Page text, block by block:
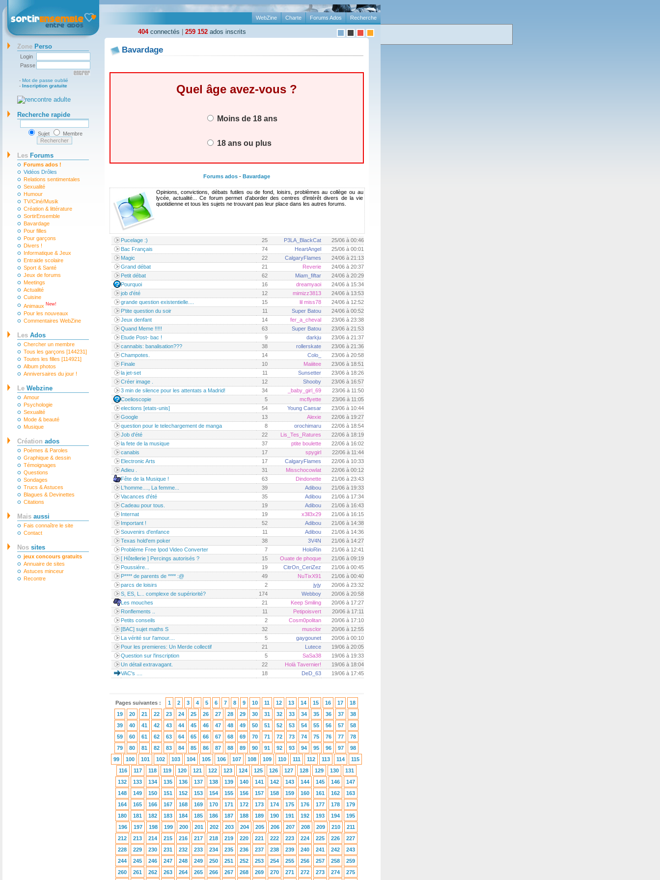
Recherche
Forums Ados
Charte
WebZine
404connectés 259 152 ados inscrits
Zone Perso
Login
Passe
- Mot de passe oublié
- Inscription gratuite
Recherche rapide
Sujet Membre
Les Forums
Forums ados !
Vidéos Drôles
Relations sentimentales
Sexualité
Humour
TV/Ciné/Musik
Création & littérature
SortirEnsemble
Bavardage
Pour filles
Pour garçons
Divers !
Informatique & Jeux
Entraide scolaire
Sport & Santé
Jeux de forums
Meetings
Actualité
Cuisine
Animaux New!
Pour les nouveaux
Commentaires WebZine
Les Ados
Chercher un membre
Tous les garçons [144231]
Toutes les filles [114921]
Album photos
Anniversaires du jour !
Le Webzine
Amour
Psychologie
Sexualité
Mode & beauté
Musique
Création ados
Poèmes & Paroles
Graphique & dessin
Témoignages
Questions
Sondages
Trucs & Astuces
Blagues & Devinettes
Citations
Mais aussi
Fais connaître le site
Contact
Nos sites
jeux concours gratuits
Annuaire de sites
Astuces minceur
Recontre
Bavardage
Quel âge avez-vous ?
Moins de 18 ans
18 ans ou plus
Forums ados- Bavardage
Opinions, convictions, débats futiles ou de fond, loisirs, problèmes au collège ou au
lycée, actualité... Ce forum permet d'aborder des centres d'intérêt divers de la vie
quotidienne et tous les sujets ne trouvant pas leur place dans les autres forums.
Pucelage :) 25 P3LA_BlackCat
25/06 à 00:46
Bac Français
74 HeartAngel
25/06 à 00:01
Magic
22 CalgaryFlames
24/06 à 21:13
Grand débat
21 Reverie
24/06 à 20:37
Petit débat
62 Miam_fiftar
24/06 à 20:29
Pourquoi
16 dreamyaoi
24/06 à 15:34
job d'été
12 mimizz3813
24/06 à 13:53
grande question existentielle....
15 lil miss78
24/06 à 12:52
P'tite question du soir
11 Super Batou
24/06 à 00:52
Jeux denfant
14 fer_a_cheval
23/06 à 23:38
Quand Meme !!!!!
63 Super Batou
23/06 à 21:53
Etude Post- bac !
9 darkju
23/06 à 21:37
cannabis: banalisation???
38 rollerskate
23/06 à 21:36
Champotes.
14 Colo_
23/06 à 20:58
Finale
10 Maiiitee
23/06 à 18:51
la jet-set
11 Sunsetter
23/06 à 18:26
Créer image .
12 Shooby
23/06 à 16:57
3 min de silence pour les attentats a Madrid!
34 _baby_girl_69
23/06 à 11:50
Coelioscopie
5 mcflyette
23/06 à 11:05
elections [etats-unis]
54 Young Caesar
23/06 à 10:44
Google
13 Alexie
22/06 à 19:27
question pour le telechargement de manga
8 orochimaru
22/06 à 18:54
Job d'été
22 Lis_Tes_Ratures
22/06 à 18:19
la fete de la musique
37 ptite boulette
22/06 à 16:02
canabis
17 spygirl
22/06 à 11:44
Electronic Arts
17 CalgaryFlames
22/06 à 10:33
Adieu .
31 Misschocowlat
22/06 à 00:12
Fête de la Musique !
63 Dindonette
21/06 à 23:43
L'homme...., La femme...
39 Adibou
21/06 à 19:33
Vacances d'été
35 Adibou
21/06 à 17:34
Cadeau pour tous.
19 Adibou
21/06 à 16:43
Internat
19 x3ll3x29
21/06 à 16:15
Important !
52 Adibou
21/06 à 14:38
Souvenirs d'enfance
11 Adibou
21/06 à 14:36
Texas hold'em poker
38 3V4N
21/06 à 14:27
Problème Free Ipod Video Converter
7 HoloRin
21/06 à 12:41
[ Hôtellerie ] Percings autorisés ?
15 Ouate de phoque
21/06 à 09:19
Poussiére...
19 CitrOn_CeriZez
21/06 à 00:45
P**** de parents de **** :@
49 NuTixX91
21/06 à 00:40
parcs de loisirs
2 jyjy
20/06 à 23:32
S, ES, L... complexe de supériorité?
174 Webboy
20/06 à 20:58
Les mouches
21 Keep Smiling
20/06 à 17:27
Ronflements ..
11 Petipoisvert
20/06 à 17:11
Petits conseils
2 Cosm0politan
20/06 à 17:10
[BAC] sujet maths S
32 musclor
20/06 à 12:55
La vérité sur l'amour....
5 gaygounet
20/06 à 00:10
Pour les premieres: Un Merde collectif
21 Lutece
19/06 à 20:05
Question sur l'inscription
5 SaSa38
19/06 à 19:33
Un détail extravagant.
22 Holà Tavernier!
19/06 à 18:04
VAC's ....
18 DeD_63 19/06 à 17:45
Pages suivantes : 1 2 3 4 5 6 7 8 9 10 11 12 13 14 15 16 17
18
19
20 21 22 23 24 25 26 27 28 29 30 31 32 33 34 35 36 37
38
39
40 41 42 43 44 45 46 47 48 49 50 51 52 53 54 55 56 57
58
59
60 61 62 63 64 65 66 67 68 69 70 71 72 73 74 75 76 77
78
79
80 81 82 83 84 85 86 87 88 89 90 91 92 93 94 95 96 97
98
99
100 101 102 103 104 105 106 107 108 109 110 111 112 113 114
115
116
117 118 119 120 121 122 123 124 125 126 127 128 129 130
131
132
133 134 135 136 137 138 139 140 141 142 143 144 145 146
147
148
149 150 151 152 153 154 155 156 157 158 159 160 161 162
163
164
165 166 167 168 169 170 171 172 173 174 175 176 177 178
179
180
181 182 183 184 185 186 187 188 189 190 191 192 193 194
195
196
197 198 199 200 201 202 203 204 205 206 207 208 209 210
211
212
213 214 215 216 217 218 219 220 221 222 223 224 225 226
227
228
229 230 231 232 233 234 235 236 237 238 239 240 241 242
243
244
245 246 247 248 249 250 251 252 253 254 255 256 257 258
259
260
261 262 263 264 265 266 267 268 269 270 271 272 273 274 275